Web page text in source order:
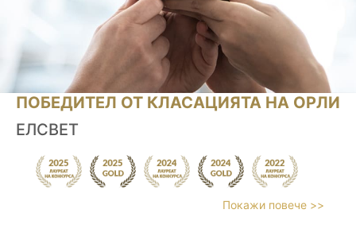
ПОБЕДИТЕЛ ОТ КЛАСАЦИЯТА НА ОРЛИ
ЕЛСВЕТ
Покажи повече >>